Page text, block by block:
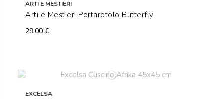
ARTI E MESTIERI
Arti e Mestieri Portarotolo Butterfly
29,00 €
EXCELSA